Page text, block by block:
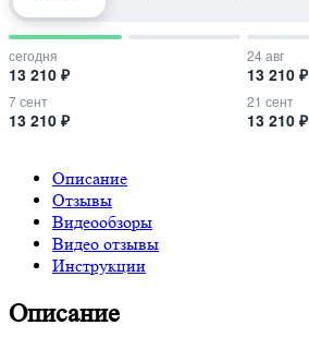
сегодня
13 210 ₽
24 авг
13 210 ₽
7 сент
13 210 ₽
21 сент
13 210 ₽
Описание
Отзывы
Видеообзоры
Видео отзывы
Инструкции
Описание